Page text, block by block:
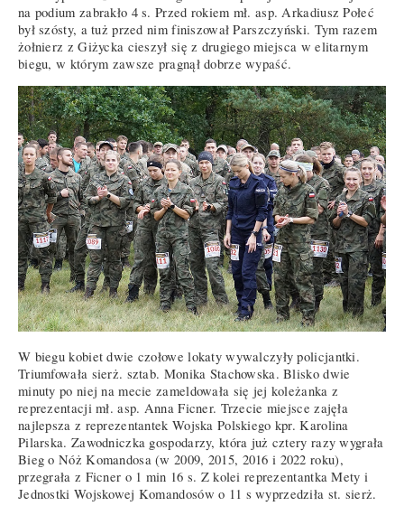
na podium zabrakło 4 s. Przed rokiem mł. asp. Arkadiusz Połeć
był szósty, a tuż przed nim finiszował Parszczyński. Tym razem
żołnierz z Giżycka cieszył się z drugiego miejsca w elitarnym
biegu, w którym zawsze pragnął dobrze wypaść.
W biegu kobiet dwie czołowe lokaty wywalczyły policjantki.
Triumfowała sierż. sztab. Monika Stachowska. Blisko dwie
minuty po niej na mecie zameldowała się jej koleżanka z
reprezentacji mł. asp. Anna Ficner. Trzecie miejsce zajęła
najlepsza z reprezentantek Wojska Polskiego kpr. Karolina
Pilarska. Zawodniczka gospodarzy, która już cztery razy wygrała
Bieg o Nóż Komandosa (w 2009, 2015, 2016 i 2022 roku),
przegrała z Ficner o 1 min 16 s. Z kolei reprezentantka Mety i
Jednostki Wojskowej Komandosów o 11 s wyprzedziła st. sierż.